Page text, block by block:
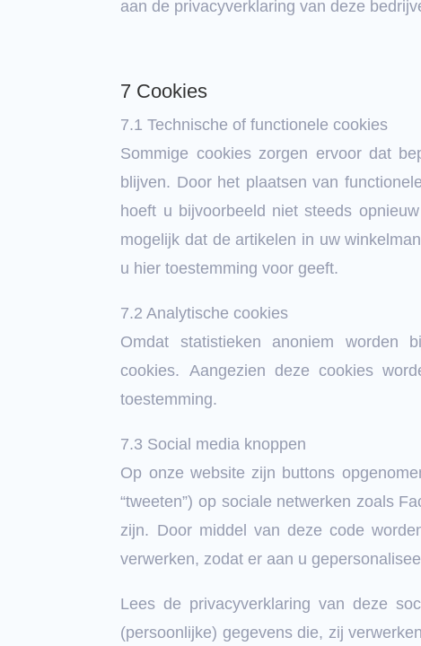
aan de privacyverklaring van deze
7 Cookies
7.1 Technische of functionele cookies
Sommige cookies zorgen ervoor dat
blijven. Door het plaatsen van
hoeft u bijvoorbeeld niet steeds
mogelijk dat de artikelen in uw
u hier toestemming voor geeft.
7.2 Analytische cookies
Omdat statistieken anoniem worden
cookies. Aangezien deze cookies
toestemming.
7.3 Social media knoppen
Op onze website zijn buttons
“tweeten”) op sociale netwerken zoals
zijn. Door middel van deze code
verwerken, zodat er aan u
Lees de privacyverklaring van deze
(persoonlijke) gegevens die, zij